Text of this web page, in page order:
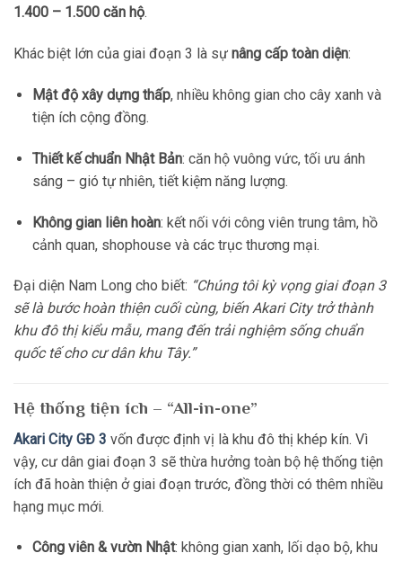
1.400 – 1.500 căn hộ.
Khác biệt lớn của giai đoạn 3 là sự nâng cấp toàn diện:
Mật độ xây dựng thấp, nhiều không gian cho cây xanh và
tiện ích cộng đồng.
Thiết kế chuẩn Nhật Bản: căn hộ vuông vức, tối ưu ánh
sáng – gió tự nhiên, tiết kiệm năng lượng.
Không gian liên hoàn: kết nối với công viên trung tâm, hồ
cảnh quan, shophouse và các trục thương mại.
Đại diện Nam Long cho biết: “Chúng tôi kỳ vọng giai đoạn 3
sẽ là bước hoàn thiện cuối cùng, biến Akari City trở thành
khu đô thị kiểu mẫu, mang đến trải nghiệm sống chuẩn
quốc tế cho cư dân khu Tây.”
Hệ thống tiện ích – “All-in-one”
Akari City GĐ 3 vốn được định vị là khu đô thị khép kín. Vì
vậy, cư dân giai đoạn 3 sẽ thừa hưởng toàn bộ hệ thống tiện
ích đã hoàn thiện ở giai đoạn trước, đồng thời có thêm nhiều
hạng mục mới.
Công viên & vườn Nhật: không gian xanh, lối dạo bộ, khu